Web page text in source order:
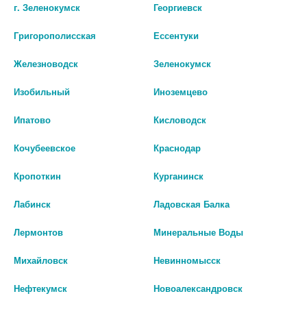
со специалистом.
Производитель оставляет за собой право изменять внешний вид и
описание товара без предварительного уведомления.
3894
Цены на сайте могут отличаться от цен в аптечных пунктах.
оформлении заказа.
В КОРЗИНУ
Описание
Рекомендуется в качестве биологически активной добавки к
г. Зеленокумск Георгиевск
Григорополисская Ессентуки
Железноводск Зеленокумск
Изобильный Иноземцево
Ипатово Кисловодск
Кочубеевское Краснодар
Кропоткин Курганинск
Лабинск Ладовская Балка
Лермонтов Минеральные Воды
Михайловск Невинномысск
Нефтекумск Новоалександровск